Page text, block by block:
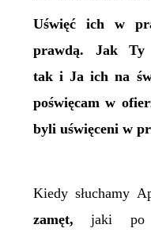
Uświęć ich w
prawdą. Jak Ty
tak i Ja ich na
poświęcam w
byli uświęceni w
Kiedy słuchamy
zamęt, jaki po